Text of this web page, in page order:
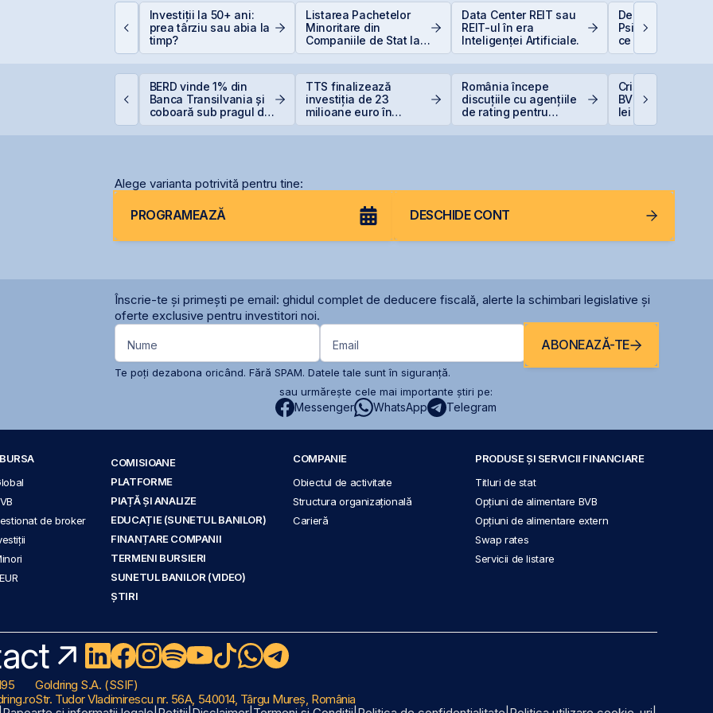
Investiții la 50+ ani:
prea târziu sau abia la
timp?
Listarea Pachetelor
Minoritare din
Companiile de Stat la
BVB – Soluție pentru
Data Center REIT sau
REIT-ul în era
Inteligenței Artificiale.
De la Caritas la
Psihologia fricii
ce 98,5% dintre
evită investițiile
BERD vinde 1% din
Banca Transilvania și
coboară sub pragul de
TTS finalizează
investiția de 23
milioane euro în
România începe
discuțiile cu agențiile
de rating pentru
Cris-Tim urcă
BVB și adaugă
lei la capitalizare
singură zi
Alege varianta potrivită pentru tine:
PROGRAMEAZĂ DESCHIDE CONT
Înscrie-te și primești pe email: ghidul complet de deducere fiscală, alerte la schimbari legislative și
oferte exclusive pentru investitori noi.
Nume Email ABONEAZĂ-TE
Te poți dezabona oricând. Fără SPAM. Datele tale sunt în siguranță.
sau urmărește cele mai importante știri pe:
Messenger WhatsApp Telegram
de broker
COMISIOANE
PLATFORME
PIAȚĂ ȘI ANALIZE
EDUCAȚIE (SUNETUL BANILOR)
FINANȚARE COMPANII
TERMENI BURSIERI
SUNETUL BANILOR (VIDEO)
ȘTIRI
COMPANIE
Obiectul de activitate
Structura organizațională
Carieră
PRODUSE ȘI SERVICII FINANCIARE
Titluri de stat
Opțiuni de alimentare BVB
Opțiuni de alimentare extern
Swap rates
Servicii de listare
Goldring S.A. (SSIF)
Str. Tudor Vladimirescu nr. 56A, 540014, Târgu Mureș, România